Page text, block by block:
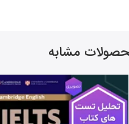
مشابه